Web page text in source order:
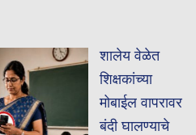
शालेय वेळेत
शिक्षकांच्या
मोबाईल वापरावर
बंदी घालण्याचे